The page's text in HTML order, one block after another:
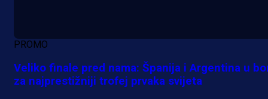
PROMO
Veliko finale pred nama: Španija i Argentina u
za najprestižniji trofej prvaka svijeta